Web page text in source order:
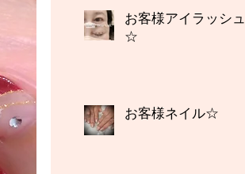
お客様アイラッシュ
☆
お客様ネイル☆